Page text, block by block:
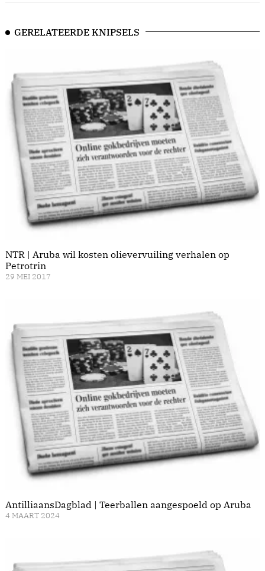
GERELATEERDE KNIPSELS
NTR | Aruba wil kosten olievervuiling verhalen op
Petrotrin
29 MEI 2017
AntilliaansDagblad | Teerballen aangespoeld op Aruba
4 MAART 2024